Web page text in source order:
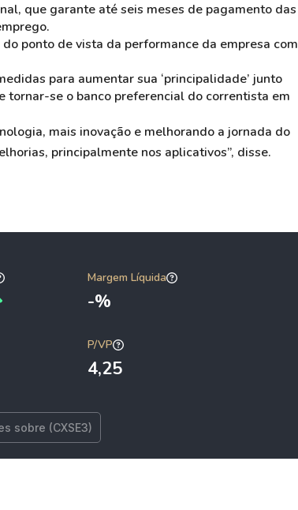
que garante até seis meses de pagamento das
ponto de vista da performance da empresa com
para aumentar sua ‘principalidade’ junto
se o banco preferencial do correntista em
mais inovação e melhorando a jornada do
principalmente nos aplicativos”, disse.
Margem Líquida
-%
P/VP
4,25
sobre (CXSE3)